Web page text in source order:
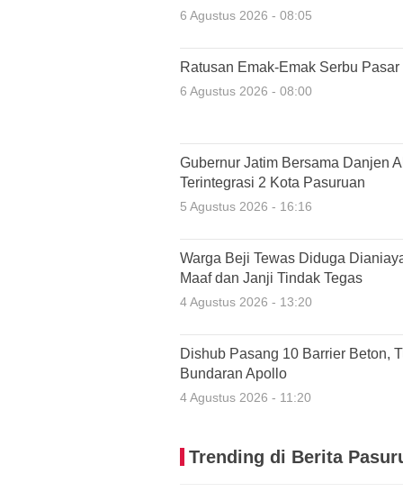
6 Agustus 2026 - 08:05
Ratusan Emak-Emak Serbu
6 Agustus 2026 - 08:00
Gubernur Jatim Bersama Danjen
Terintegrasi 2 Kota Pasuruan
5 Agustus 2026 - 16:16
Warga Beji Tewas Diduga
Maaf dan Janji Tindak Tegas
4 Agustus 2026 - 13:20
Dishub Pasang 10 Barrier Beton,
Bundaran Apollo
4 Agustus 2026 - 11:20
Trending di Berita